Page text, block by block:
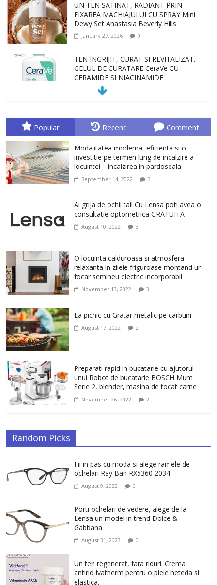
UN TEN SATINAT, RADIANT PRIN
FIXAREA MACHIAJULUI CU SPRAY Mini
Dewy Set Anastasia Beverly Hills
January 27, 2026 0
TEN INGRIJIT, CURAT SI REVITALIZAT.
GELUL DE CURATARE CeraVe CU
CERAMIDE SI NIACINAMIDE
January 23, 2026
ori o provocare. Idei inedite, cadouri
originale, le puteti avea la Giftspot.ro,
alegere buna, Oglinda de baie cu mărire
și iluminare LED
February 20, 2026 0
un corp sanatos si armonios dezvoltat,
cu Flexor Fitness-dispozitiv pentru
tonifiere muschi
Un ten regenerat, fara riduri. Crema
antirid Ivatherm pentru o piele neteda si
elastica.
February 6, 2026 0
Popular Recent Comment
Modalitatea moderna, eficienta si o
investitie pe termen lung de incalzire a
locuintei – incalzirea in pardoseala
September 14, 2022 3
Ai grija de ochii tai! Cu Lensa poti avea o
consultatie optometrica GRATUITA
August 10, 2022 3
O locuinta calduroasa si atmosfera
relaxanta in zilele friguroase montand un
focar semineu electric incorporabil
November 13, 2022 3
La picnic cu Gratar metalic pe carbuni
August 17, 2022 2
Preparati rapid in bucatarie cu ajutorul
unui Robot de bucatarie BOSCH Mum
Serie 2, blender, masina de tocat carne
November 26, 2022 2
Random Picks
Fii in pas cu moda si alege ramele de
ochelari Ray Ban RX5360 2034
August 9, 2022 0
Porti ochelari de vedere, alege de la
Lensa un model in trend Dolce &
Gabbana
August 31, 2023 0
Un ten regenerat, fara riduri. Crema
antirid Ivatherm pentru o piele neteda si
elastica.